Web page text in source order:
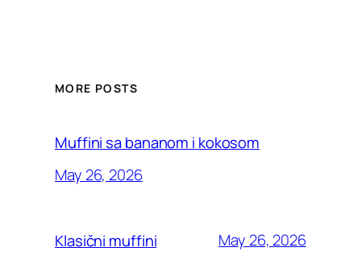
MORE POSTS
Muffini sa bananom i kokosom
May 26, 2026
Klasični muffini May 26, 2026